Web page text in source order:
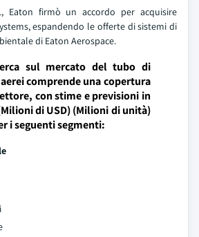
Eaton firmò un accordo per acquisire
espandendo le offerte di sistemi di
di Eaton Aerospace.
sul mercato del tubo di
comprende una copertura
con stime e previsioni in
di USD) (Milioni di unità)
i seguenti segmenti: